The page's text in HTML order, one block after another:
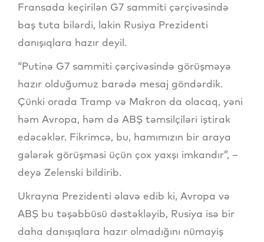
Fransada keçirilən G7 sammiti çərçivəsində
baş tuta bilərdi, lakin Rusiya Prezidenti
danışıqlara hazır deyil.
“Putinə G7 sammiti çərçivəsində görüşməyə
hazır olduğumuz barədə mesaj göndərdik.
Çünki orada Tramp və Makron da olacaq, yəni
həm Avropa, həm də ABŞ təmsilçiləri iştirak
edəcəklər. Fikrimcə, bu, hamımızın bir araya
gələrək görüşməsi üçün çox yaxşı imkandır”, –
deyə Zelenski bildirib.
Ukrayna Prezidenti əlavə edib ki, Avropa və
ABŞ bu təşəbbüsü dəstəkləyib, Rusiya isə bir
daha danışıqlara hazır olmadığını nümayiş